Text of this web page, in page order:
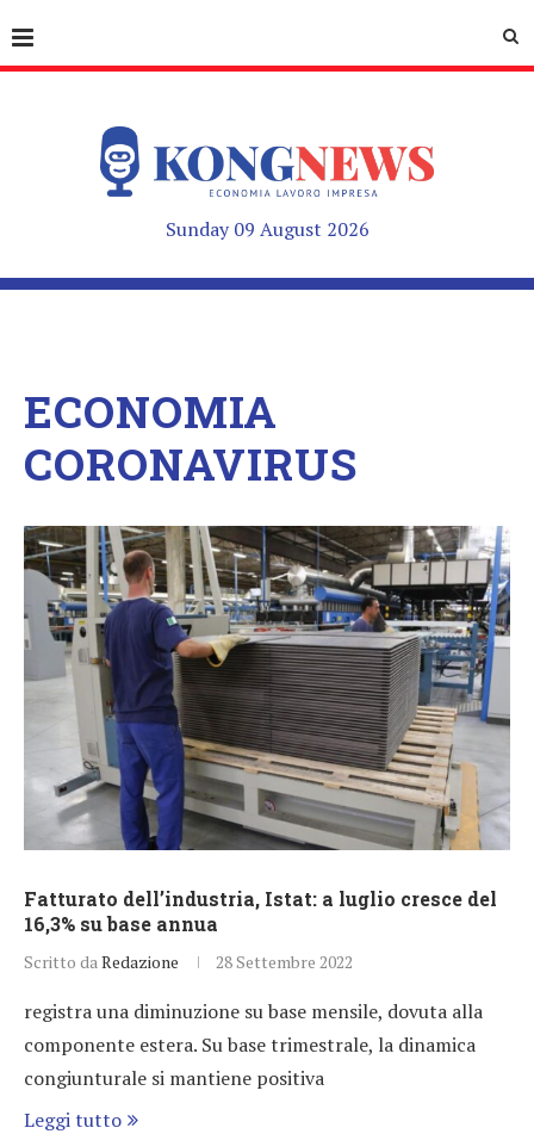
Sunday 09 August 2026
ECONOMIA
CORONAVIRUS
Fatturato dell’industria, Istat: a luglio cresce del
16,3% su base annua
Scritto da Redazione 28 Settembre 2022
registra una diminuzione su base mensile, dovuta alla
componente estera. Su base trimestrale, la dinamica
congiunturale si mantiene positiva
Leggi tutto